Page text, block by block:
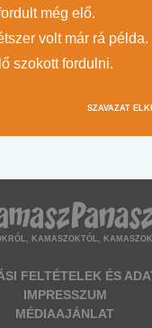
még elő.
volt már rá példa.
szokott fordulni.
SZAVAZAT
KAMASZOKTÓL,
FELTÉTELEK ÉS
IMPRESSZUM
MÉDIAAJÁNLAT